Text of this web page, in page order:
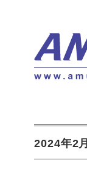
2024年2月